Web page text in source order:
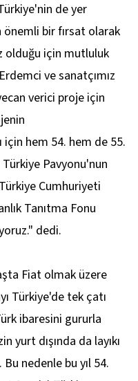
de yer
önemli bir fırsat olarak
olduğu için mutluluk
ve sanatçımız
verici proje için
hem 54. hem de 55.
Pavyonu'nun
Cumhuriyeti
Tanıtma Fonu
dedi.
Fiat olmak üzere
Türkiye'de tek çatı
ibaresini gururla
yurt dışında da layıkı
nedenle bu yıl 54.